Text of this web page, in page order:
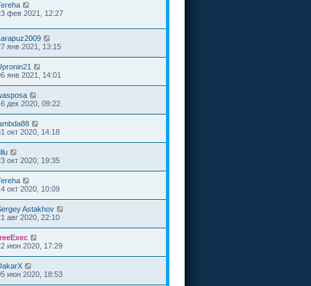
фев 2021, 12:27
янв 2021, 13:15
янв 2021, 14:01
дек 2020, 09:22
окт 2020, 14:18
окт 2020, 19:35
окт 2020, 10:09
Astakhov
авг 2020, 22:10
июн 2020, 17:29
июн 2020, 18:53